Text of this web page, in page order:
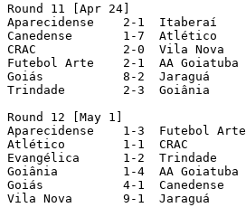
Round 11 [Apr 24]
Aparecidense    2-1  Itaberaí
Canedense       1-7  Atlético
CRAC            2-0  Vila Nova
Futebol Arte    2-1  AA Goiatuba
Goiás           8-2  Jaraguá
Trindade        2-3  Goiânia
Round 12 [May 1]
Aparecidense    1-3  Futebol Arte
Atlético        1-1  CRAC
Evangélica      1-2  Trindade
Goiânia         1-4  AA Goiatuba
Goiás           4-1  Canedense
Vila Nova       9-1  Jaraguá